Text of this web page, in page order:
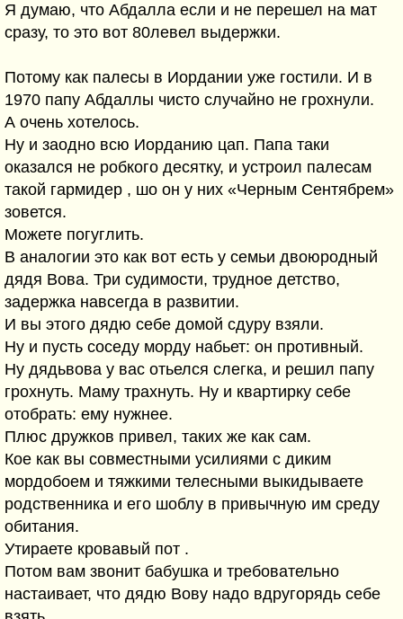
Я думаю, что Абдалла если и не перешел на мат
сразу, то это вот 80левел выдержки.
Потому как палесы в Иордании уже гостили. И в
1970 папу Абдаллы чисто случайно не грохнули.
А очень хотелось.
Ну и заодно всю Иорданию цап. Папа таки
оказался не робкого десятку, и устроил палесам
такой гармидер , шо он у них «Черным Сентябрем»
зовется.
Можете погуглить.
В аналогии это как вот есть у семьи двоюродный
дядя Вова. Три судимости, трудное детство,
задержка навсегда в развитии.
И вы этого дядю себе домой сдуру взяли.
Ну и пусть соседу морду набьет: он противный.
Ну дядьвова у вас отьелся слегка, и решил папу
грохнуть. Маму трахнуть. Ну и квартирку себе
отобрать: ему нужнее.
Плюс дружков привел, таких же как сам.
Кое как вы совместными усилиями с диким
мордобоем и тяжкими телесными выкидываете
родственника и его шоблу в привычную им среду
обитания.
Утираете кровавый пот .
Потом вам звонит бабушка и требовательно
настаивает, что дядю Вову надо вдругорядь себе